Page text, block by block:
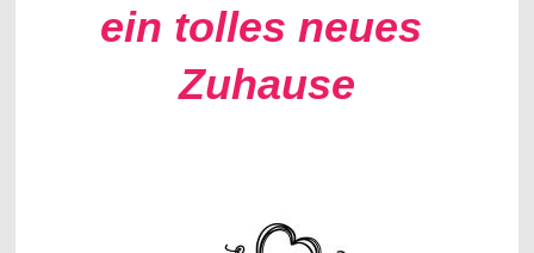
ein tolles neues
Zuhause